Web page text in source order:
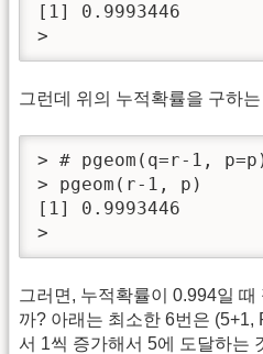
[1] 0.9993446
>
그런데 위의 누적확률을 구하
> # pgeom(q=r-1,
> pgeom(r-1, p)
[1] 0.9993446
>
그러면, 누적확률이 0.994일
까? 아래는 최소한 6번은 (5+1,
서 1씩 증가해서 5에 도달하는